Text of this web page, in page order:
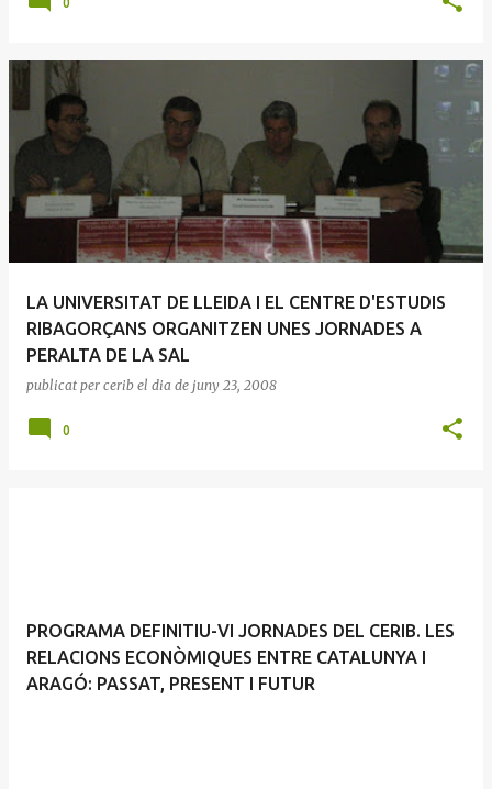
0
LA UNIVERSITAT DE LLEIDA I EL CENTRE D'ESTUDIS
RIBAGORÇANS ORGANITZEN UNES JORNADES A
PERALTA DE LA SAL
publicat per cerib el dia de juny 23, 2008
0
PROGRAMA DEFINITIU-VI JORNADES DEL CERIB. LES
RELACIONS ECONÒMIQUES ENTRE CATALUNYA I
ARAGÓ: PASSAT, PRESENT I FUTUR